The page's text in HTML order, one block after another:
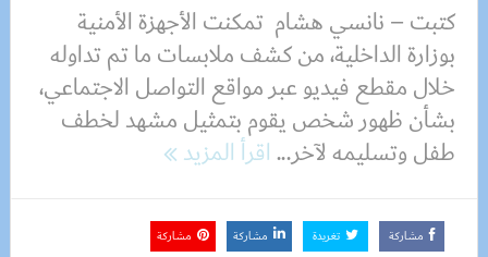
كتبت – نانسي هشام تمكنت الأجهزة الأمنية
بوزارة الداخلية، من كشف ملابسات ما تم تداوله
خلال مقطع فيديو عبر مواقع التواصل الاجتماعي،
بشأن ظهور شخص يقوم بتمثيل مشهد لخطف
طفل وتسليمه لآخر...اقرأ المزيد
مشاركة تغريدة مشاركة مشاركة